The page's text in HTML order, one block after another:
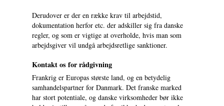
Derudover er der en række krav til arbejdstid,
dokumentation herfor etc. der adskiller sig fra danske
regler, og som er vigtige at overholde, hvis man som
arbejdsgiver vil undgå arbejdsretlige sanktioner.
Kontakt os for rådgivning
Frankrig er Europas største land, og en betydelig
samhandelspartner for Danmark. Det franske marked
har stort potentiale, og danske virksomheder bør ikke